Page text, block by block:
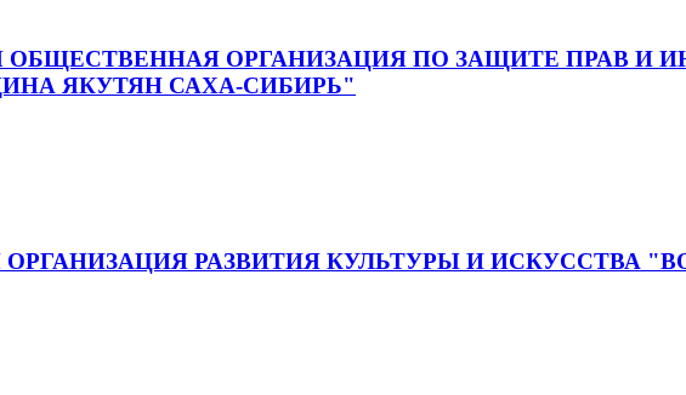
ОРГАНИЗАЦИЯ ПО ЗАЩИТЕ ПРАВ И
ЯКУТЯН САХА-СИБИРЬ"
РАЗВИТИЯ КУЛЬТУРЫ И ИСКУССТВА